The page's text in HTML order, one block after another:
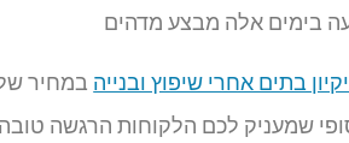
בימים אלה מבצע מדהים
בתים אחרי שיפוץ ובנייה
המחיר הסופי שמעניק לכם הלקוחות